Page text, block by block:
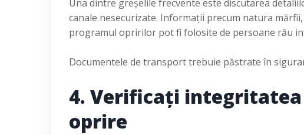
Una dintre greșelile frecvente este discutarea
canale nesecurizate. Informații precum natura
programul opririlor pot fi folosite de persoane rău
Documentele de transport trebuie păstrate în
4. Verificați
oprire